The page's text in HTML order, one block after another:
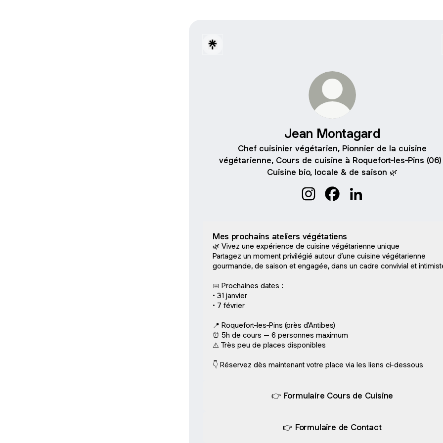
Jean Montagard
Chef cuisinier végétarien, Pionnier de la cuisine
végétarienne, Cours de cuisine à Roquefort-les-Pins (06)
Cuisine bio, locale & de saison 🌿
Mes prochains ateliers végétatiens
🌿 Vivez une expérience de cuisine végétarienne unique
Partagez un moment privilégié autour d’une cuisine végétarienne
gourmande, de saison et engagée, dans un cadre convivial et
📅 Prochaines dates :
• 31 janvier
• 7 février
📍 Roquefort-les-Pins (près d’Antibes)
⏰ 5h de cours – 6 personnes maximum
⚠️ Très peu de places disponibles
👇 Réservez dès maintenant votre place via les liens ci-dessous
👉 Formulaire Cours de Cuisine
👉 Formulaire de Contact